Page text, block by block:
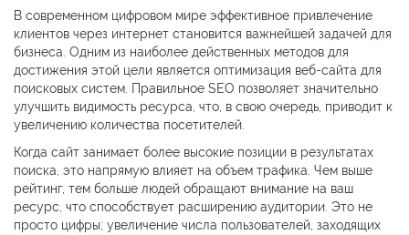
В современном цифровом мире эффективное привлечение
клиентов через интернет становится важнейшей задачей для
бизнеса. Одним из наиболее действенных методов для
достижения этой цели является оптимизация веб-сайта для
поисковых систем. Правильное SEO позволяет значительно
улучшить видимость ресурса, что, в свою очередь, приводит к
увеличению количества посетителей.
Когда сайт занимает более высокие позиции в результатах
поиска, это напрямую влияет на объем трафика. Чем выше
рейтинг, тем больше людей обращают внимание на ваш
ресурс, что способствует расширению аудитории. Это не
просто цифры; увеличение числа пользователей, заходящих